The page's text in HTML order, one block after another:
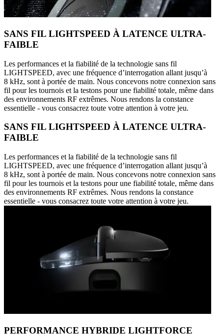
SANS FIL LIGHTSPEED À LATENCE ULTRA-
FAIBLE
Les performances et la fiabilité de la technologie sans fil
LIGHTSPEED, avec une fréquence d’interrogation allant jusqu’à
8 kHz, sont à portée de main. Nous concevons notre connexion sans
fil pour les tournois et la testons pour une fiabilité totale, même dans
des environnements RF extrêmes. Nous rendons la constance
essentielle - vous consacrez toute votre attention à votre jeu.
SANS FIL LIGHTSPEED À LATENCE ULTRA-
FAIBLE
Les performances et la fiabilité de la technologie sans fil
LIGHTSPEED, avec une fréquence d’interrogation allant jusqu’à
8 kHz, sont à portée de main. Nous concevons notre connexion sans
fil pour les tournois et la testons pour une fiabilité totale, même dans
des environnements RF extrêmes. Nous rendons la constance
essentielle - vous consacrez toute votre attention à votre jeu.
PERFORMANCE HYBRIDE LIGHTFORCE